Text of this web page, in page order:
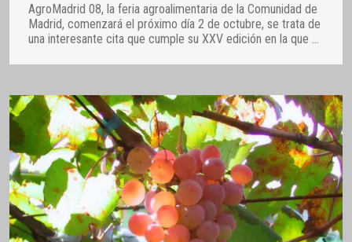
AgroMadrid 08, la feria agroalimentaria de la Comunidad de
Madrid, comenzará el próximo día 2 de octubre, se trata de
una interesante cita que cumple su XXV edición en la que